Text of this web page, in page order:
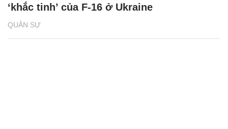
QUÂN SỰ
‘khắc tinh’ của F-16 ở Ukraine